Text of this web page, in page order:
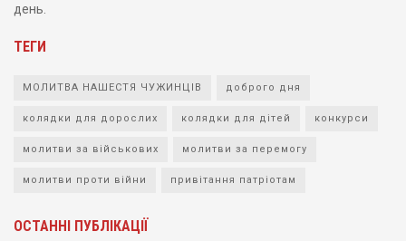
день.
ТЕГИ
МОЛИТВА НАШЕСТЯ ЧУЖИНЦІВ доброго дня
колядки для дорослих колядки для дітей конкурси
молитви за військових молитви за перемогу
молитви проти війни привітання патріотам
ОСТАННІ ПУБЛІКАЦІЇ